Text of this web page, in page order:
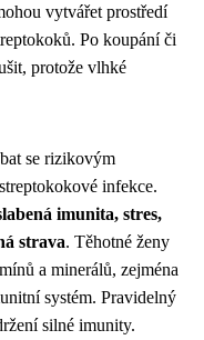
vytvářet prostředí
Po koupání či
protože vlhké
se rizikovým
infekce.
imunita, stres,
strava. Těhotné ženy
a minerálů, zejména
systém. Pravidelný
silné imunity.